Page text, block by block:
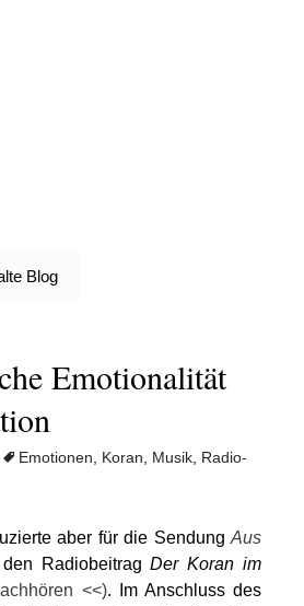
Blog
Emotionalität
Emotionen Koran Musik Radio-
aber für die Sendung Aus
RadiobeitragDer Koran im
<<). Im Anschluss des